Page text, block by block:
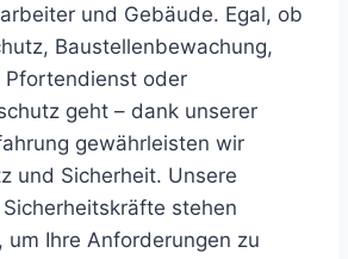
und Gebäude. Egal, ob
Baustellenbewachung,
Pfortendienst oder
geht – dank unserer
gewährleisten wir
und Sicherheit. Unsere
stehen
Ihre Anforderungen zu